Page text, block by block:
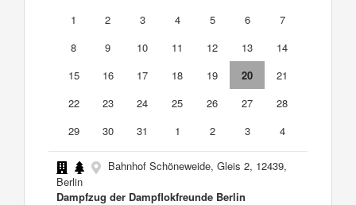
1
2 3 4 5 6
7
8
9 10 11 12 13
14
15
16 17 18 19 20
21
22
23 24 25 26 27
28
29
30 31 1 2 3 4
Bahnhof Schöneweide, Gleis 2, 12439,
Berlin
Dampfzug der Dampflokfreunde Berlin